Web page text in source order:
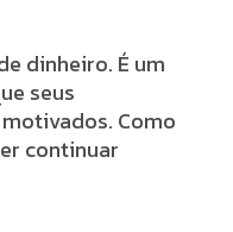
dinheiro. É um
seus
Como
continuar